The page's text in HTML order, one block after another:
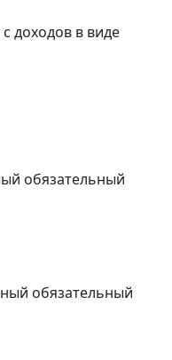
с доходов в виде
обязательный
обязательный